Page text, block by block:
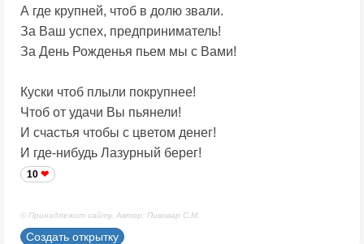
А где крупней, чтоб в долю звали.
За Ваш успех, предприниматель!
За День Рожденья пьем мы с Вами!
Куски чтоб плыли покрупнее!
Чтоб от удачи Вы пьянели!
И счастья чтобы с цветом денег!
И где-нибудь Лазурный берег!
10
© Принадлежит сайту. Автор: Пивовар С.М.
Создать открытку